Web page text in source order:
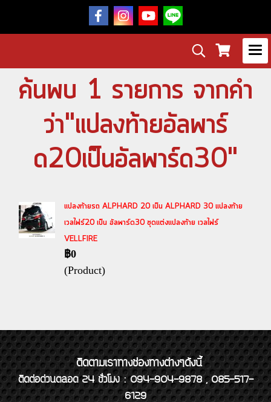
ค้นพบ 1 รายการ จากคำ
ว่า"แปลงท้ายอัลพาร์
ด20เป็นอัลพาร์ด30"
แปลงท้ายรถ ALPHARD 20 เป็น ALPHARD 30 แปลงท้าย
เวลไฟร์20 เป็น อัลพาร์ด30 ชุดแต่งแปลงท้าย เวลไฟร์
VELLFIRE
฿0
(Product)
ติดตามเราทางช่องทางต่างๆดังนี้
ติดต่อด่วนตลอด 24 ชั่วโมง : 094-904-9878 , 085-517-
6129